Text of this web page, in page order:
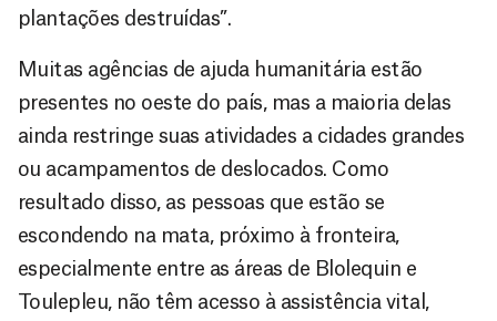
plantações destruídas”.
Muitas agências de ajuda humanitária estão
presentes no oeste do país, mas a maioria delas
ainda restringe suas atividades a cidades grandes
ou acampamentos de deslocados. Como
resultado disso, as pessoas que estão se
escondendo na mata, próximo à fronteira,
especialmente entre as áreas de Blolequin e
Toulepleu, não têm acesso à assistência vital,